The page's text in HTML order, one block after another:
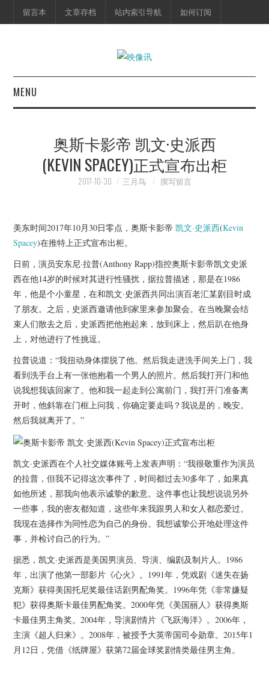
留言本 文章存档 站内索引导航 如何订阅
MENU
映像快讯
脱口秀
杂七杂八
美剧英剧
电影档期
推荐电影
奥斯卡影帝 凯文·史派西
(KEVIN SPACEY)正式宣布出柜
2017-10-30 三月鸟 撰写留言
美东时间2017年10月30日零点，奥斯卡影帝凯文·史派西(Kevin
Spacey)在推特上正式宣布出柜。
日前，演员安东尼·拉普(Anthony Rapp)指控奥斯卡影帝凯文史派
西在他14岁的时候对其进行性骚扰，据拉普描述，那是在1986
年，他是个小童星，在和凯文·史派西共同出演百老汇某剧目时成
了朋友。之后，史派西邀请他到家里来参加聚会。在当晚聚会结
束人们散去之后，史派西把他抱起来，放到床上，然后趴在他身
上，对他进行了性挑逗。
拉普说道：“我扭动身体摆脱了他。然后我走进洗手间关上门，我
看到洗手台上有一张他抱着一个男人的照片。然后我打开门和他
说我想我该回家了。他和我一起走到公寓前门，我打开门准备离
开时，他斜靠在门框上问我，你确定要走吗？我说是的，晚安。
然后我就离开了。”
凯文·史派西在个人社交媒体账号上发表声明：“我很敬重作为演员
的拉普，但我不记得这次事件了，时间都过去30多年了，如果真
如他所述，那我向他表示诚挚的歉意。这件事也让我想说说另外
一些事，我的密友都知道，这些年来我跟男人和女人都恋爱过。
我现在选择作为同性恋为自己的身份。我想诚挚公开地处理这件
事，并检讨自己的行为。”
据悉，凯文·史派西是美国男演员、导演、编剧及制片人。1986
年，出演了他第一部影片《心火》。1991年，凭戏剧《迷失在扬
克斯》获得美国托尼奖最佳话剧男配角奖。1996年凭《非常嫌疑
犯》获得奥斯卡最佳男配角奖。2000年凭《美国丽人》获得奥斯
卡最佳男主角奖。2004年，导演剧情片《飞跃海洋》。2006年，
主演《超人归来》。2008年，被授予大英帝国司令勋章。2015年1
月12日，凭借《纸牌屋》获第72届金球奖剧情类最佳男主角。